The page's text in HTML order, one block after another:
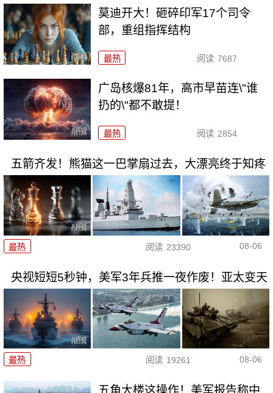
莫迪开大！砸碎印军17个司令
部，重组指挥结构
最热 阅读 7687
广岛核爆81年，高市早苗连\"谁
扔的\"都不敢提！
最热 阅读 2854
五箭齐发！熊猫这一巴掌扇过去，大漂亮终于知疼
最热 阅读 23390 08-06
央视短短5秒钟，美军3年兵推一夜作废！亚太变天
最热 阅读 19261 08-06
五角大楼这操作！美军报告称中